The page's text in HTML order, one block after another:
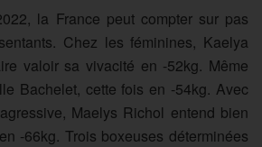
la France peut compter sur pas
Chez les féminines, Kaelya
valoir sa vivacité en -52kg. Même
Bachelet, cette fois en -54kg. Avec
Maelys Richol entend bien
-66kg. Trois boxeuses déterminées